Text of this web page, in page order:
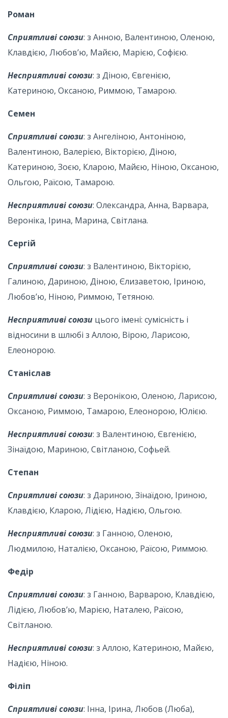
Роман
Сприятливі союзи: з Анною, Валентиною, Оленою,
Клавдією, Любов’ю, Майєю, Марією, Софією.
Несприятливі союзи: з Діною, Євгенією,
Катериною, Оксаною, Риммою, Тамарою.
Семен
Сприятливі союзи: з Ангеліною, Антоніною,
Валентиною, Валерією, Вікторією, Діною,
Катериною, Зоєю, Кларою, Майєю, Ніною, Оксаною,
Ольгою, Раїсою, Тамарою.
Несприятливі союзи: Олександра, Анна, Варвара,
Вероніка, Ірина, Марина, Світлана.
Сергій
Сприятливі союзи: з Валентиною, Вікторією,
Галиною, Дариною, Діною, Єлизаветою, Іриною,
Любов’ю, Ніною, Риммою, Тетяною.
Несприятливі союзи цього імені: сумісність і
відносини в шлюбі з Аллою, Вірою, Ларисою,
Елеонорою.
Станіслав
Сприятливі союзи: з Веронікою, Оленою, Ларисою,
Оксаною, Риммою, Тамарою, Елеонорою, Юлією.
Несприятливі союзи: з Валентиною, Євгенією,
Зінаїдою, Мариною, Світланою, Cофьей.
Степан
Сприятливі союзи: з Дариною, Зінаїдою, Іриною,
Клавдією, Кларою, Лідією, Надією, Ольгою.
Несприятливі союзи: з Ганною, Оленою,
Людмилою, Наталією, Оксаною, Раїсою, Риммою.
Федір
Сприятливі союзи: з Ганною, Варварою, Клавдією,
Лідією, Любов’ю, Марією, Наталею, Раїсою,
Світланою.
Несприятливі союзи: з Аллою, Катериною, Майєю,
Надією, Ніною.
Філіп
Сприятливі союзи: Інна, Ірина, Любов (Люба),